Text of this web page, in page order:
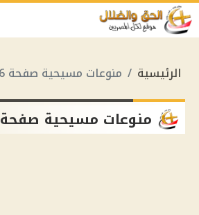
الرئيسية منوعات مسيحية صفحة 6
منوعات مسيحية صفحة 6